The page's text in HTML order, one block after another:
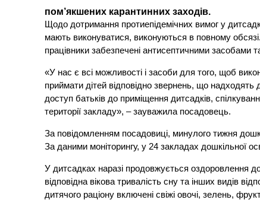
пом’якшених карантинних заходів.
Щодо дотримання протиепідемічних вимог у
мають виконуватися, виконуються в повному
працівники забезпечені антисептичними засобами
«У нас є всі можливості і засоби для того, щоб
приймати дітей відповідно звернень, що надходять
доступ батьків до приміщення дитсадків,
території закладу», – зауважила посадовець.
За повідомленням посадовиці, минулого тижня
За даними моніторингу, у 24 закладах дошкільної
У дитсадках наразі продовжується оздоровлення
відповідна вікова тривалість сну та інших видів
дитячого раціону включені свіжі овочі, зелень,